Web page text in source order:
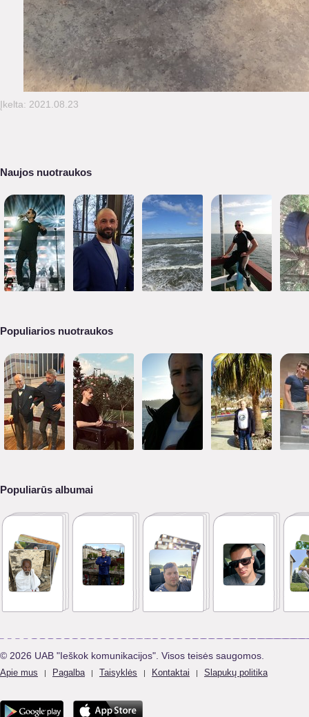
Įkelta: 2021.08.23
Naujos nuotraukos
Populiarios nuotraukos
Populiarūs albumai
© 2026 UAB "Ieškok komunikacijos". Visos teisės saugomos.
Apie mus | Pagalba | Taisyklės | Kontaktai | Slapukų politika